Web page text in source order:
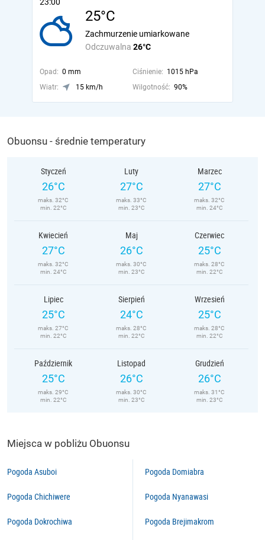
25°C
Odczuwalna 26°C
Zachmurzenie umiarkowane
Opad: 0 mm Ciśnienie: 1015 hPa
Wiatr:
15 km/h Wilgotność: 90%
Obuonsu - średnie temperatury
Styczeń
26°C
maks. 32°C
min. 22°C
Luty
27°C
maks. 33°C
min. 23°C
Marzec
27°C
maks. 32°C
min. 24°C
Kwiecień
27°C
maks. 32°C
min. 24°C
Maj
26°C
maks. 30°C
min. 23°C
Czerwiec
25°C
maks. 28°C
min. 22°C
Lipiec
25°C
maks. 27°C
min. 22°C
Sierpień
24°C
maks. 28°C
min. 22°C
Wrzesień
25°C
maks. 28°C
min. 22°C
Październik
25°C
maks. 29°C
min. 22°C
Listopad
26°C
maks. 30°C
min. 23°C
Grudzień
26°C
maks. 31°C
min. 23°C
Miejsca w pobliżu Obuonsu
Pogoda Asuboi
Pogoda Chichiwere
Pogoda Dokrochiwa
Pogoda Domiabra
Pogoda Nyanawasi
Pogoda Brejimakrom